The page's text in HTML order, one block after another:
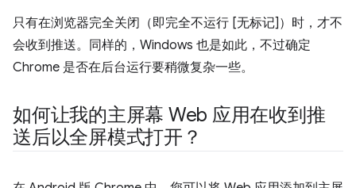
只有在浏览器完全关闭（即完全不运行 [无标记]）时，才不
会收到推送。同样的，Windows 也是如此，不过确定
Chrome 是否在后台运行要稍微复杂一些。
如何让我的主屏幕 Web 应用在收到推
送后以全屏模式打开？